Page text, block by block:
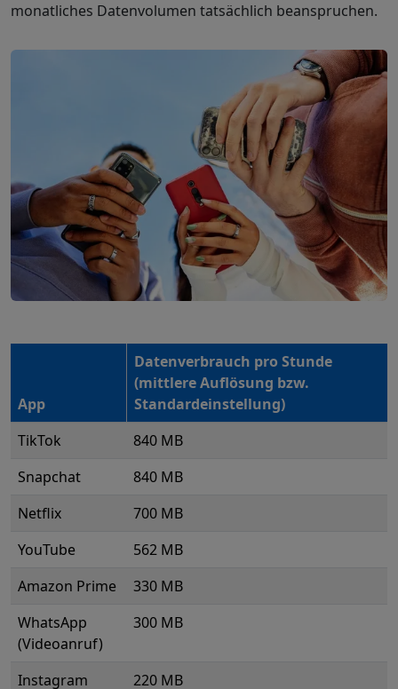
monatliches Datenvolumen tatsächlich beanspruchen.
App
Datenverbrauch pro Stunde
(mittlere Auflösung bzw.
Standardeinstellung)
TikTok
840 MB
Snapchat
840 MB
Netflix
700 MB
YouTube
562 MB
Amazon Prime
330 MB
WhatsApp
(Videoanruf)
300 MB
Instagram 220 MB